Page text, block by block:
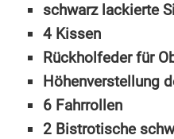
schwarz lackierte
4 Kissen
Rückholfeder für
Höhenverstellung
6 Fahrrollen
2 Bistrotische